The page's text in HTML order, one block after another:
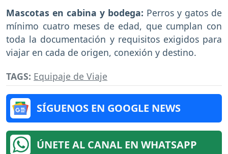
Mascotas en cabina y bodega: Perros y gatos de
mínimo cuatro meses de edad, que cumplan con
toda la documentación y requisitos exigidos para
viajar en cada de origen, conexión y destino.
TAGS: Equipaje de Viaje
SÍGUENOS EN GOOGLE NEWS
ÚNETE AL CANAL EN WHATSAPP